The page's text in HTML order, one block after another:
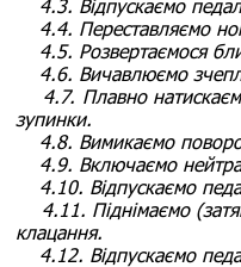
4.3. Відпускаємо
4.4. Переставляємо
4.5. Розвертаємося
4.6. Вичавлюємо
4.7. Плавно
зупинки.
4.8. Вимикаємо
4.9. Включаємо
4.10. Відпускаємо
4.11. Піднімаємо
клацання.
4.12. Відпускаємо